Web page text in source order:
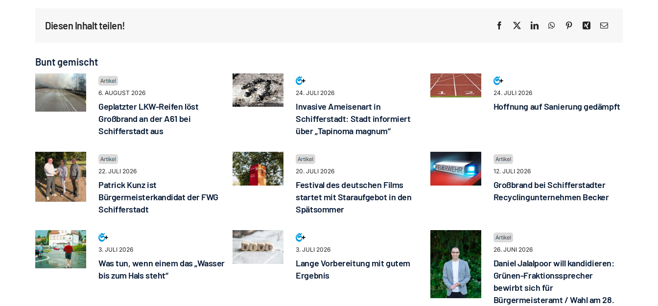
Diesen Inhalt teilen!
Bunt gemischt
6. AUGUST 2026
Geplatzter LKW-Reifen löst
Großbrand an der A61 bei
Schifferstadt aus
24. JULI 2026
Invasive Ameisenart in
Schifferstadt: Stadt informiert
über „Tapinoma magnum“
24. JULI 2026
Hoffnung auf Sanierung gedämpft
22. JULI 2026
Patrick Kunz ist
Bürgermeisterkandidat der FWG
Schifferstadt
20. JULI 2026
Festival des deutschen Films
startet mit Staraufgebot in den
Spätsommer
12. JULI 2026
Großbrand bei Schifferstadter
Recyclingunternehmen Becker
3. JULI 2026
Was tun, wenn einem das „Wasser
bis zum Hals steht“
3. JULI 2026
Lange Vorbereitung mit gutem
Ergebnis
26. JUNI 2026
Daniel Jalalpoor will kandidieren:
Grünen-Fraktionssprecher
bewirbt sich für
Bürgermeisteramt / Wahl am 28.